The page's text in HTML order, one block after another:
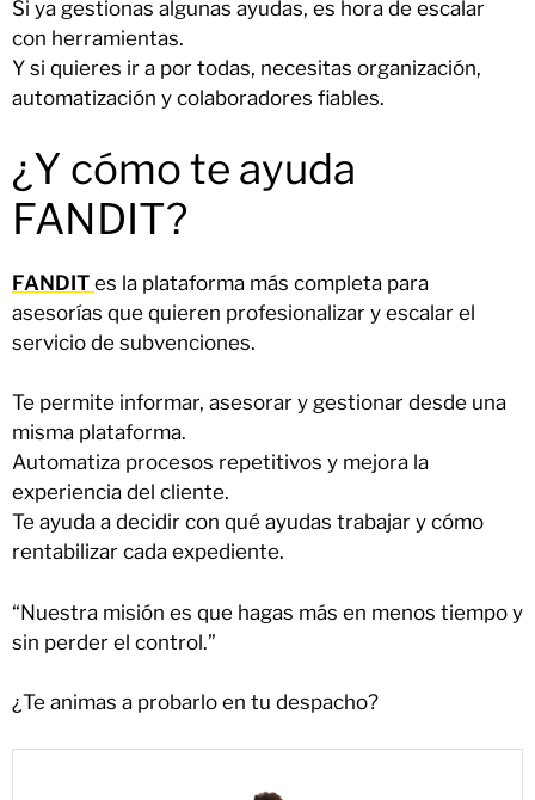
Si ya gestionas algunas ayudas, es hora de escalar
con herramientas.
Y si quieres ir a por todas, necesitas organización,
automatización y colaboradores fiables.
¿Y cómo te ayuda
FANDIT?
FANDIT es la plataforma más completa para
asesorías que quieren profesionalizar y escalar el
servicio de subvenciones.
Te permite informar, asesorar y gestionar desde una
misma plataforma.
Automatiza procesos repetitivos y mejora la
experiencia del cliente.
Te ayuda a decidir con qué ayudas trabajar y cómo
rentabilizar cada expediente.
“Nuestra misión es que hagas más en menos tiempo y
sin perder el control.”
¿Te animas a probarlo en tu despacho?